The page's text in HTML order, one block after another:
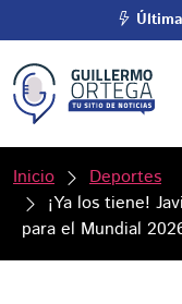
Inicio
Deportes
¡Ya los tiene!
para el Mundial